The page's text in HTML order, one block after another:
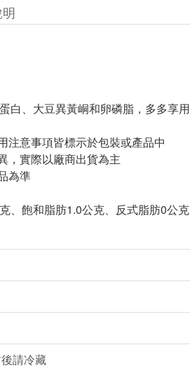
白、大豆異黃峒和卵磷脂，多多享
注意事項皆標示於包裝或產品中
，實際以廠商出貨為主
為準
、飽和脂肪1.0公克、反式脂肪0公
請冷藏